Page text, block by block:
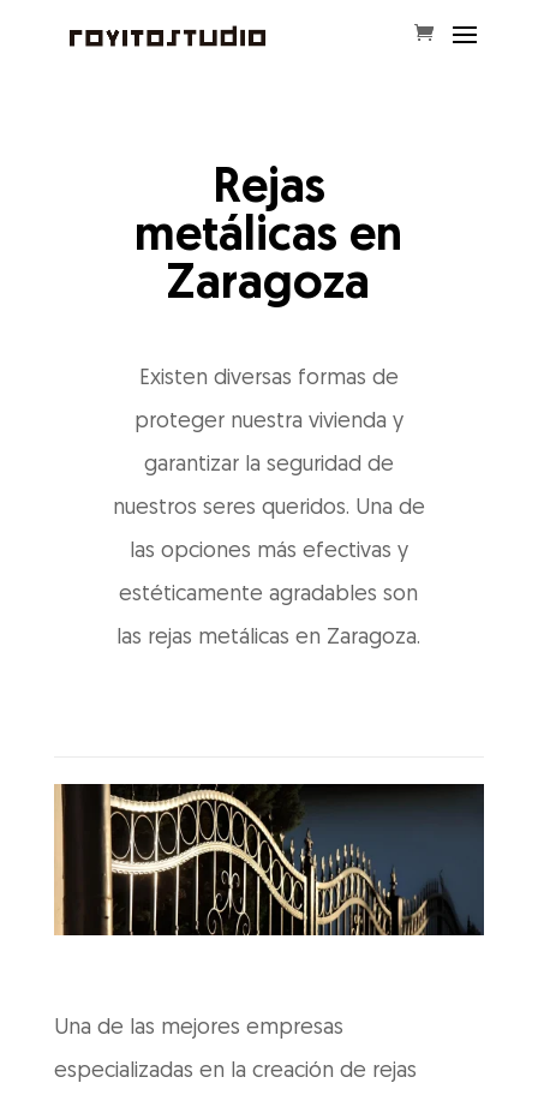
Rejas
metálicas en
Zaragoza
Existen diversas formas de
proteger nuestra vivienda y
garantizar la seguridad de
nuestros seres queridos. Una de
las opciones más efectivas y
estéticamente agradables son
las rejas metálicas en Zaragoza.
Una de las mejores empresas
especializadas en la creación de rejas